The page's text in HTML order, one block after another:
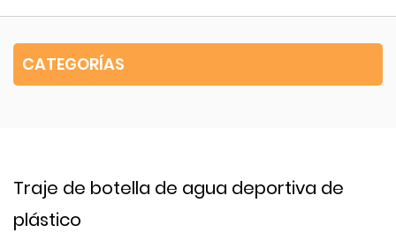
CATEGORÍAS
Traje de botella de agua deportiva de
plástico